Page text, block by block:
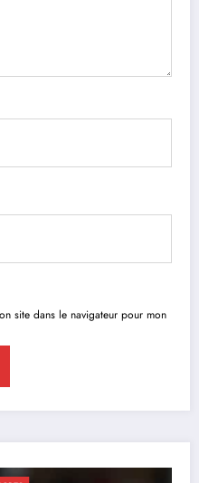
site dans le navigateur pour mon